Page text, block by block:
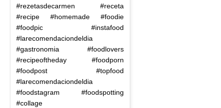
#rezetasdecarmen #receta
#recipe #homemade #foodie
#foodpic #instafood
#larecomendaciondeldia
#gastronomia #foodlovers
#recipeoftheday #foodporn
#foodpost #topfood
#larecomendaciondeldia
#foodstagram #foodspotting
#collage